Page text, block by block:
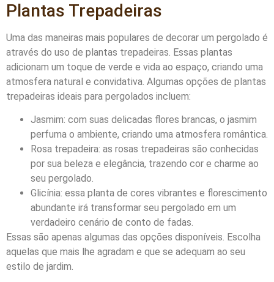
Plantas Trepadeiras
Uma das maneiras mais populares de decorar um pergolado é
através do uso de plantas trepadeiras. Essas plantas
adicionam um toque de verde e vida ao espaço, criando uma
atmosfera natural e convidativa. Algumas opções de plantas
trepadeiras ideais para pergolados incluem:
Jasmim: com suas delicadas flores brancas, o jasmim
perfuma o ambiente, criando uma atmosfera romântica.
Rosa trepadeira: as rosas trepadeiras são conhecidas
por sua beleza e elegância, trazendo cor e charme ao
seu pergolado.
Glicínia: essa planta de cores vibrantes e florescimento
abundante irá transformar seu pergolado em um
verdadeiro cenário de conto de fadas.
Essas são apenas algumas das opções disponíveis. Escolha
aquelas que mais lhe agradam e que se adequam ao seu
estilo de jardim.